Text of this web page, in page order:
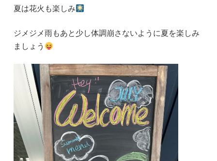
夏は花火も楽しみ
ジメジメ雨もあと少し体調崩さないように夏を楽しみ
ましょう